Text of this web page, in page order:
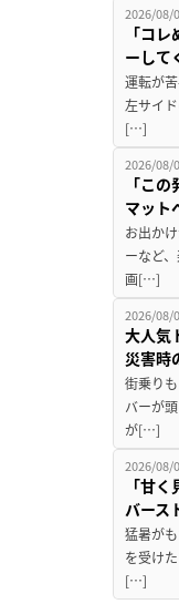
2026/08/
「コ
ーして
運転が
左サイ
[…]
2026/08/
「こ
マット
お出か
ーなど
画[…]
2026/08/
大人気
災害時
街乗り
バーが
が[…]
2026/08/
「甘
バース
猛暑が
を受け
[…]